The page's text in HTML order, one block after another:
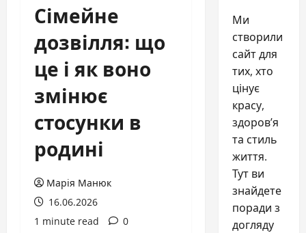
Сімейне
дозвілля: що
це і як воно
змінює
стосунки в
родині
Марія Манюк
16.06.2026
1 minute read
0
Ми
створили
сайт для
тих, хто
цінує
красу,
здоров’я
та стиль
життя.
Тут ви
знайдете
поради з
догляду